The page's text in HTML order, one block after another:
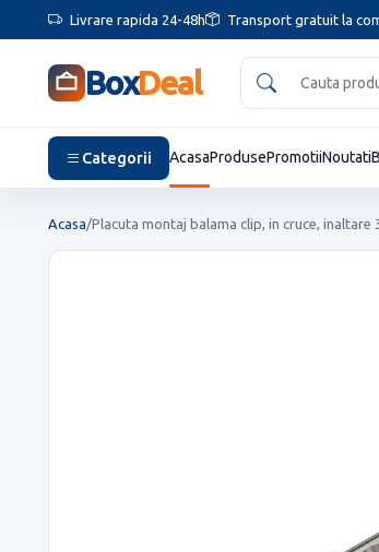
Livrare rapida 24-48h Transport gratuit la
BoxDeal
Categorii AcasaProdusePromotiiNoutati
Acasa/Placuta montaj balama clip, in cruce, inaltare